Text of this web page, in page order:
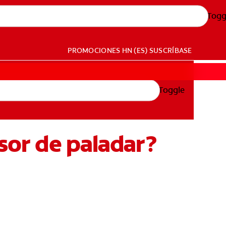
PROMOCIONES HN (ES) SUSCRÍBASE
Toggle
de paladar?